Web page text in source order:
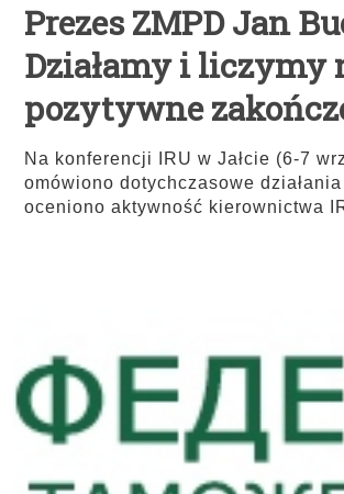
Prezes ZMPD Jan
Działamy i liczymy
pozytywne
Na konferencji IRU w Jałcie (6-7
omówiono dotychczasowe
oceniono aktywność kierownictwa